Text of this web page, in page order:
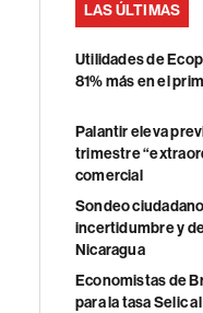
LAS ÚLTIMAS
Utilidades de
81% más en el
Palantir eleva
trimestre
comercial
Sondeo
incertidumbre y
Nicaragua
Economistas de
para la tasa Selic